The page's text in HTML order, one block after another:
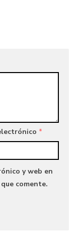
*
y web en
comente.